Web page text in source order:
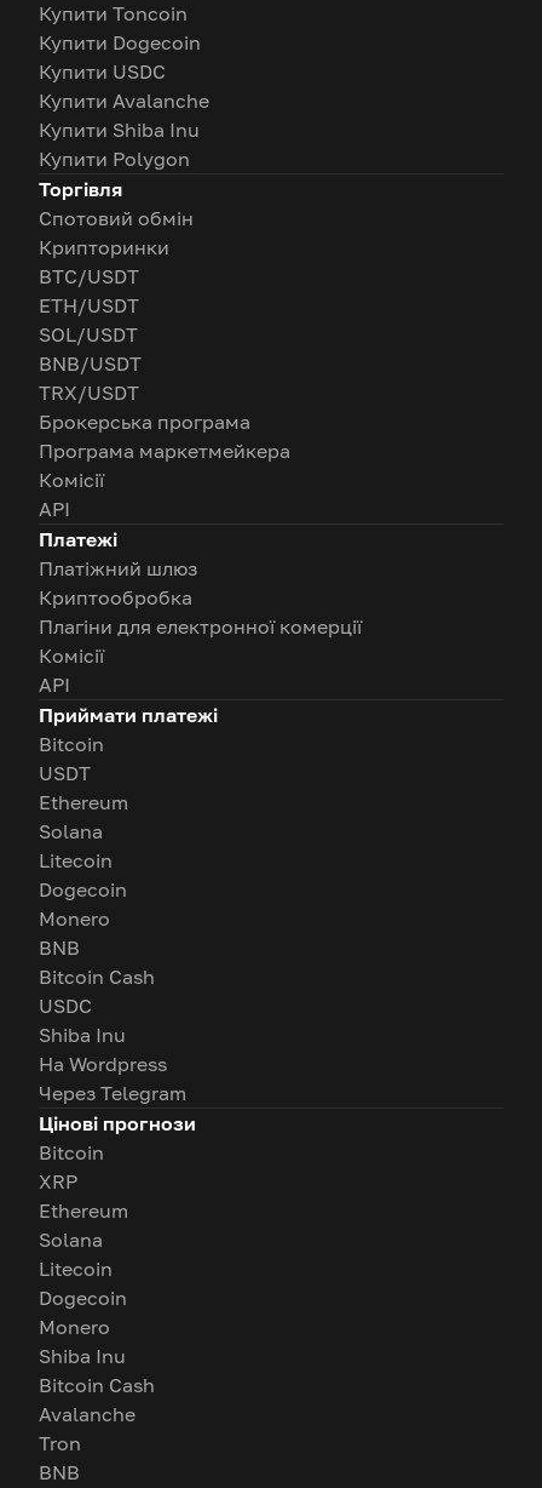
Купити Toncoin
Купити Dogecoin
Купити USDC
Купити Avalanche
Купити Shiba Inu
Купити Polygon
Торгівля
Спотовий обмін
Крипторинки
BTC/USDT
ETH/USDT
SOL/USDT
BNB/USDT
TRX/USDT
Брокерська програма
Програма маркетмейкера
Комісії
API
Платежі
Платіжний шлюз
Криптообробка
Плагіни для електронної комерції
Комісії
API
Приймати платежі
Bitcoin
USDT
Ethereum
Solana
Litecoin
Dogecoin
Monero
BNB
Bitcoin Cash
USDC
Shiba Inu
На Wordpress
Через Telegram
Цінові прогнози
Bitcoin
XRP
Ethereum
Solana
Litecoin
Dogecoin
Monero
Shiba Inu
Bitcoin Cash
Avalanche
Tron
BNB